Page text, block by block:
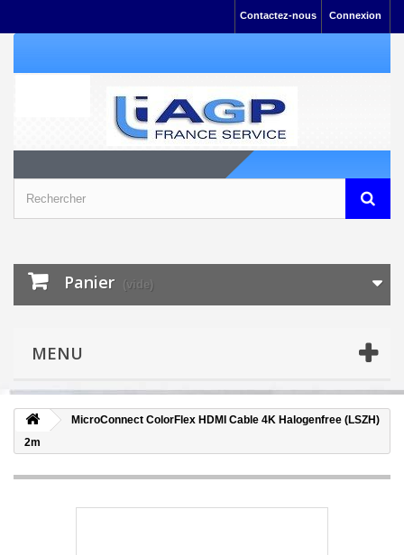
Connexion
Contactez-nous
Panier (vide)
MENU
MicroConnect ColorFlex HDMI Cable 4K Halogenfree (LSZH)
2m